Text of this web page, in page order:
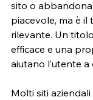
sito o
piacevole, ma è
rilevante. Un
efficace e una
aiutano l’utente
Molti siti